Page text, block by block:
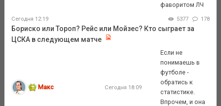
фаворитом ЛЧ
Сегодня 12:19 5377 178
Бориско или Тороп? Рейс или Мойзес? Кто сыграет за
ЦСКА в следующем матче
Макс Сегодня 18:09
Если не
понимаешь в
футболе -
обратись к
статистике.
Впрочем, и она